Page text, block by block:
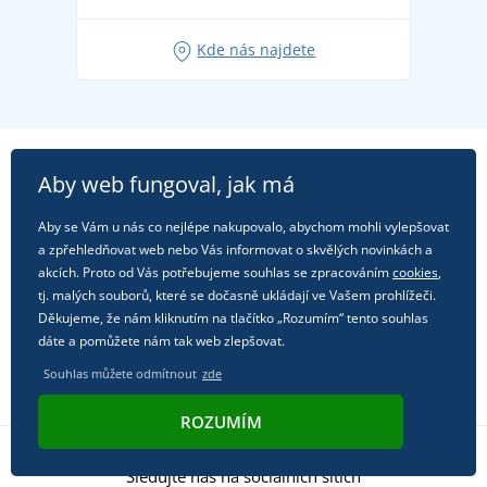
Kde nás najdete
Sledujte nás na sociálních sítích
Aby web fungoval, jak má
Aby se Vám u nás co nejlépe nakupovalo, abychom mohli vylepšovat
a zpřehledňovat web nebo Vás informovat o skvělých novinkách a
akcích. Proto od Vás potřebujeme souhlas se zpracovánímcookies,
tj. malých souborů, které se dočasně ukládají ve Vašem prohlížeči.
Děkujeme, že nám kliknutím na tlačítko „Rozumím“ tento souhlas
dáte a pomůžete nám tak web zlepšovat.
Souhlas můžete odmítnout zde
ROZUMÍM